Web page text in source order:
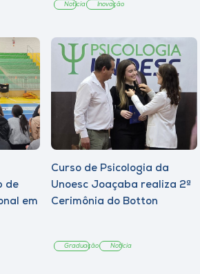
Notícia Inovação
de
em
Curso de Psicologia da
Unoesc Joaçaba realiza 2ª
Cerimônia do Botton
Graduação Notícia